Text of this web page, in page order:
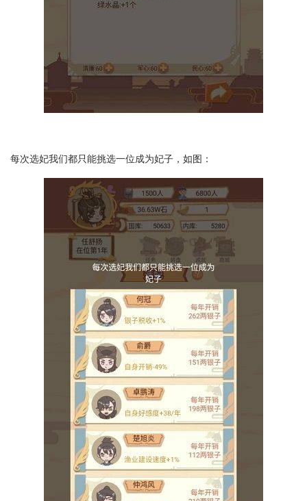
每次选妃我们都只能挑选一位成为妃子，如图：